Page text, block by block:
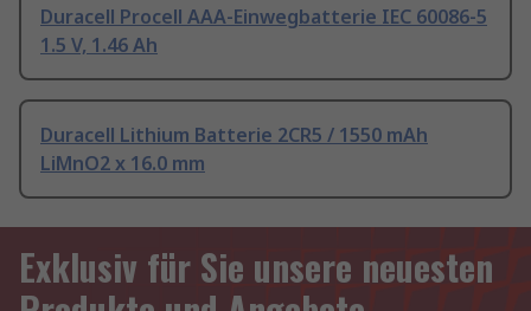
Duracell Procell AAA-Einwegbatterie IEC 60086-5
1.5 V, 1.46 Ah
Duracell Lithium Batterie 2CR5 / 1550 mAh
LiMnO2 x 16.0 mm
Exklusiv für Sie unsere neuesten